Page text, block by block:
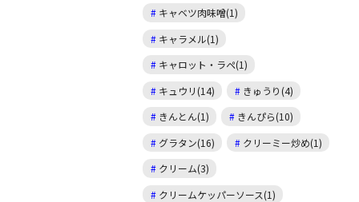
キャベツ肉味噌(1)
キャラメル(1)
キャロット・ラペ(1)
キュウリ(14)
きゅうり(4)
きんとん(1)
きんぴら(10)
グラタン(16)
クリーミー炒め(1)
クリーム(3)
クリームケッパーソース(1)